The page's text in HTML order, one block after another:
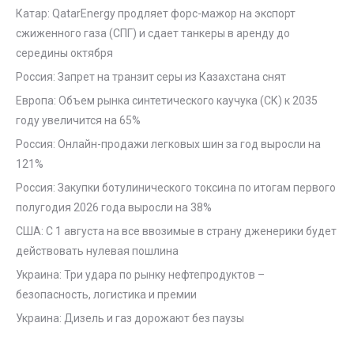
Катар: QatarEnergy продляет форс-мажор на экспорт
сжиженного газа (СПГ) и сдает танкеры в аренду до
середины октября
Россия: Запрет на транзит серы из Казахстана снят
Европа: Объем рынка синтетического каучука (СК) к 2035
году увеличится на 65%
Россия: Онлайн-продажи легковых шин за год выросли на
121%
Россия: Закупки ботулинического токсина по итогам первого
полугодия 2026 года выросли на 38%
США: С 1 августа на все ввозимые в страну дженерики будет
действовать нулевая пошлина
Украина: Три удара по рынку нефтепродуктов –
безопасность, логистика и премии
Украина: Дизель и газ дорожают без паузы